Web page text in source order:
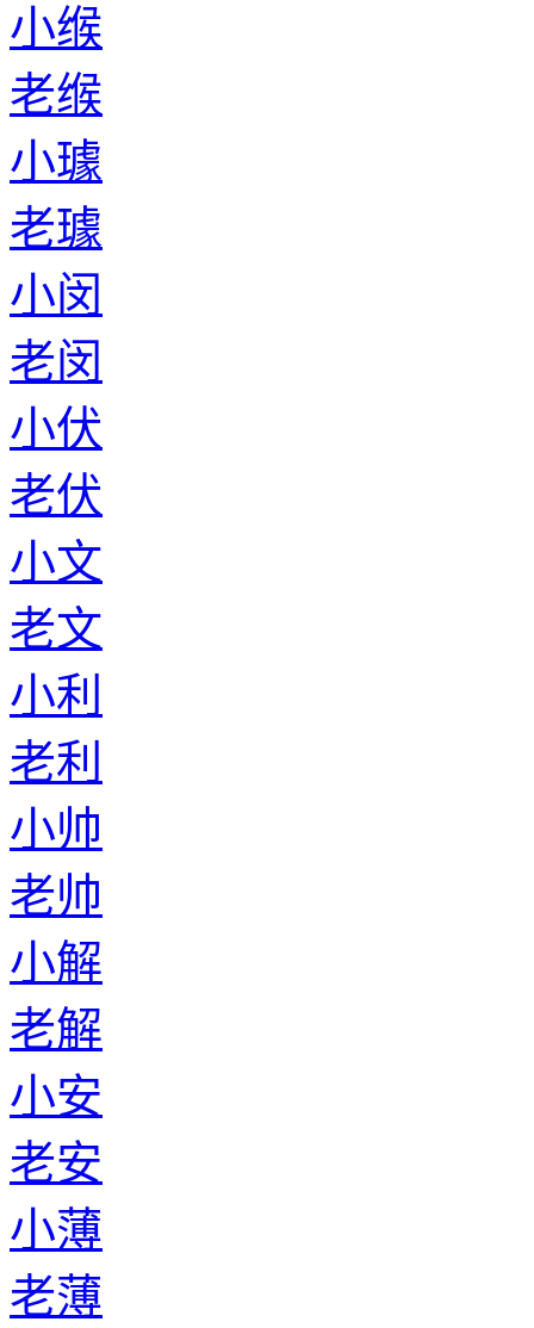
小缑
老缑
小璩
老璩
小闵
老闵
小伏
老伏
小文
老文
小利
老利
小帅
老帅
小解
老解
小安
老安
小薄
老薄